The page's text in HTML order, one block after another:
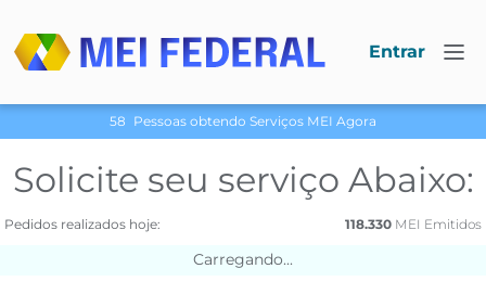
Entrar
58 Pessoas obtendo Serviços МЕI Agora
Solicite seu serviço Abaixo:
Pedidos realizados hoje: 118.330МЕI Emitidos
Carregando...